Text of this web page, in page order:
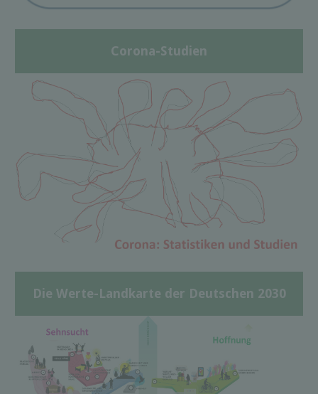
Corona-Studien
Die Werte-Landkarte der Deutschen 2030